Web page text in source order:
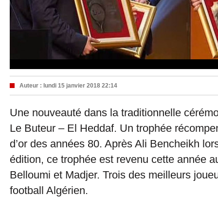
Auteur : lundi 15 janvier 2018 22:14
Une nouveauté dans la traditionnelle
Le Buteur – El Heddaf. Un trophée
d’or des années 80. Après Ali Bencheikh
édition, ce trophée est revenu cette année
Belloumi et Madjer. Trois des meilleurs
football Algérien.